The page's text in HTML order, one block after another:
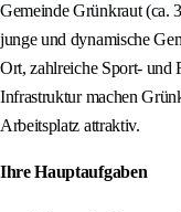
Gemeinde Grünkraut (ca.
junge und dynamische
Ort, zahlreiche Sport- und
Infrastruktur machen
Arbeitsplatz attraktiv.
Ihre Hauptaufgaben